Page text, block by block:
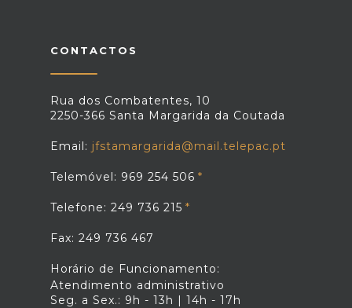
CONTACTOS
Rua dos Combatentes, 10
2250-366 Santa Margarida da Coutada
Email: jfstamargarida@mail.telepac.pt
Telemóvel: 969 254 506
Telefone: 249 736 215
Fax: 249 736 467
Horário de Funcionamento:
Atendimento administrativo
Seg. a Sex.: 9h - 13h | 14h - 17h